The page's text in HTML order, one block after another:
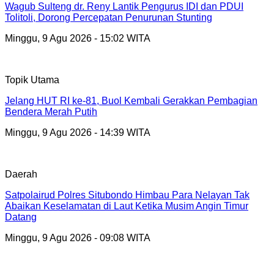
Wagub Sulteng dr. Reny Lantik Pengurus IDI dan PDUI
Tolitoli, Dorong Percepatan Penurunan Stunting
Minggu, 9 Agu 2026 - 15:02 WITA
Topik Utama
Jelang HUT RI ke-81, Buol Kembali Gerakkan Pembagian
Bendera Merah Putih
Minggu, 9 Agu 2026 - 14:39 WITA
Daerah
Satpolairud Polres Situbondo Himbau Para Nelayan Tak
Abaikan Keselamatan di Laut Ketika Musim Angin Timur
Datang
Minggu, 9 Agu 2026 - 09:08 WITA